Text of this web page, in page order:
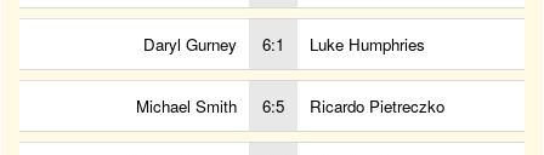
Daryl Gurney 6:1 Luke Humphries
Michael Smith 6:5 Ricardo Pietreczko